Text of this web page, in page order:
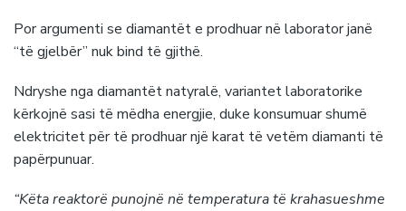
Por argumenti se diamantët e prodhuar në laborator janë
“të gjelbër” nuk bind të gjithë.
Ndryshe nga diamantët natyralë, variantet laboratorike
kërkojnë sasi të mëdha energjie, duke konsumuar shumë
elektricitet për të prodhuar një karat të vetëm diamanti të
papërpunuar.
“Këta reaktorë punojnë në temperatura të krahasueshme